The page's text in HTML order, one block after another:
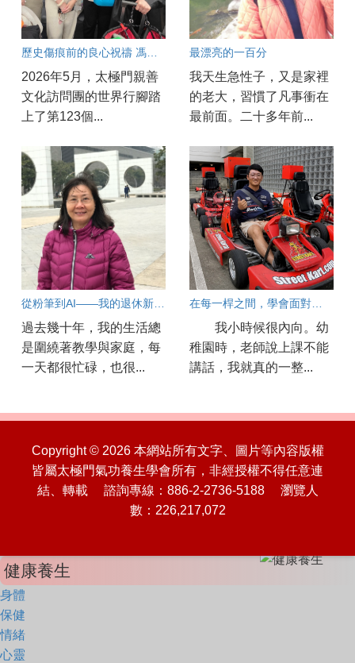
2026年5月，太極門親善
文化訪問團的世界行腳踏
上了第123個...
最漂亮的一百分
我天生急性子，又是家裡
的老大，習慣了凡事衝在
最前面。二十多年前...
從粉筆到AI——我的退休新學習
過去幾十年，我的生活總
是圍繞著教學與家庭，每
一天都很忙碌，也很...
在每一桿之間，學會面對人生
我小時候很內向。幼
稚園時，老師說上課不能
講話，我就真的一整...
Copyright © 2026 本網站所有文字、圖片等內容版權
皆屬太極門氣功養生學會所有，非經授權不得任意連
結、轉載 諮詢專線：886-2-2736-5188 瀏覽人
數：226,217,072
健康養生
身體
保健
情緒
心靈